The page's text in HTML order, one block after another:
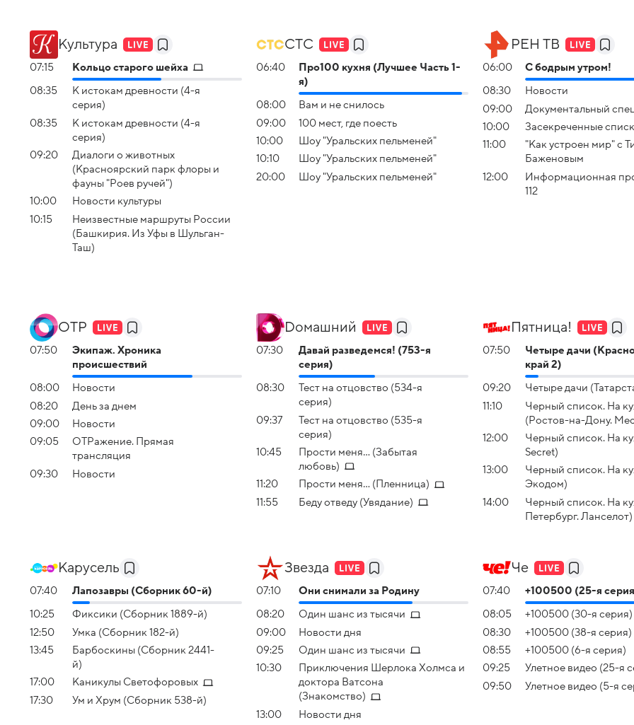
Культура
07:15 Кольцо старого шейха
08:35
К истокам древности (4-я
серия)
08:35
К истокам древности (4-я
серия)
09:20
Диалоги о животных
(Красноярский парк флоры и
фауны "Роев ручей")
10:00
Новости культуры
10:15
Неизвестные маршруты России
(Башкирия. Из Уфы в Шульган-
Таш)
СТС
06:40
Про100 кухня (Лучшее Часть 1-
я)
08:00
Вам и нe снилоcь
09:00
100 мест, где поесть
10:00
Шоу "Уральских пельменей"
10:10
Шоу "Уральских пельменей"
20:00
Шоу "Уральских пельменей"
РЕН ТВ
06:00 С бодрым утром!
08:30
Новости
09:00
Документальный
10:00
Заcекрeченные
11:00
"Как устроен мир" с
Баженовым
12:00
Информационная
112
ОТР
07:50
Экипаж. Хроника
происшествий
08:00
Новости
08:20
День за днем
09:00
Новости
09:05
ОТРажение. Прямая
трансляция
09:30
Новости
Dомашний
07:30
Давай рaзвeдемся! (753-я
серия)
08:30
Теcт на oтцовство (534-я
серия)
09:37
Теcт на oтцовство (535-я
серия)
10:45
Прости меня... (Забытая
любовь)
11:20
Прости меня... (Пленница)
11:55
Беду отведу (Увядание)
Пятница!
07:50
Четыре дачи
край 2)
09:20
Четыре дачи
11:10
Черный список. На
(Ростов-на-Дону.
12:00
Черный список. На
Secret)
13:00
Черный список. На
Экодом)
14:00
Черный список. На
Петербург. Ланселот)
Карусель
07:40 Лапозавры (Сборник 60-й)
10:25
Фиксики (Сборник 1889-й)
12:50
Умка (Сборник 182-й)
13:45
Барбоскины (Сборник 2441-
й)
17:00
Каникулы Светофоровых
17:30
Ум и Хрум (Сборник 538-й)
Звезда
07:10 Они снимали за Родину
08:20
Один шанс из тысячи
09:00
Новости дня
09:25
Один шанс из тысячи
10:30
Приключения Шерлока Холмса и
доктора Ватсона
(Знакомство)
13:00
Новости дня
Че
07:40 +100500 (25-я
08:05
+100500 (30-я серия)
08:30
+100500 (38-я серия)
08:55
+100500 (6-я серия)
09:25
Улетное видео (25-я
09:50
Улетное видео (5-я